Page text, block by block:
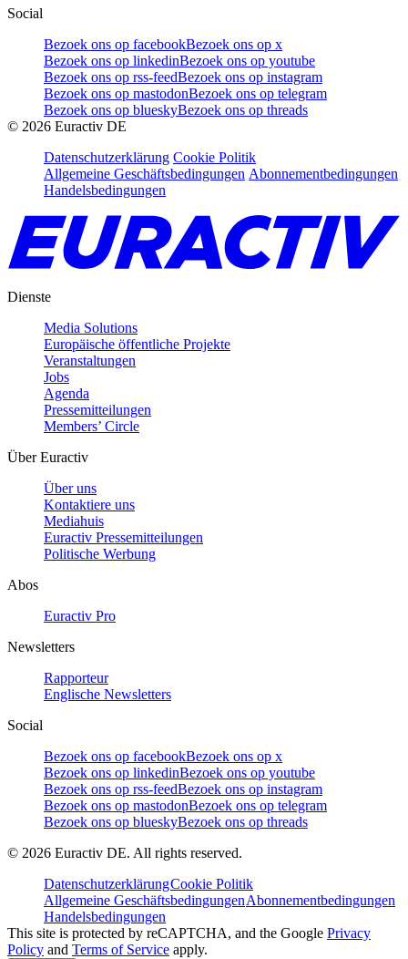
Social
Bezoek ons op facebookBezoek ons op x
Bezoek ons op linkedinBezoek ons op youtube
Bezoek ons op rss-feedBezoek ons op instagram
Bezoek ons op mastodonBezoek ons op telegram
Bezoek ons op blueskyBezoek ons op threads
© 2026 Euractiv DE
Datenschutzerklärung Cookie Politik
Allgemeine Geschäftsbedingungen Abonnementbedingungen
Handelsbedingungen
Dienste
Media Solutions
Europäische öffentliche Projekte
Veranstaltungen
Jobs
Agenda
Pressemitteilungen
Members’ Circle
Über Euractiv
Über uns
Kontaktiere uns
Mediahuis
Euractiv Pressemitteilungen
Politische Werbung
Abos
Euractiv Pro
Newsletters
Rapporteur
Englische Newsletters
Social
Bezoek ons op facebookBezoek ons op x
Bezoek ons op linkedinBezoek ons op youtube
Bezoek ons op rss-feedBezoek ons op instagram
Bezoek ons op mastodonBezoek ons op telegram
Bezoek ons op blueskyBezoek ons op threads
© 2026 Euractiv DE. All rights reserved.
DatenschutzerklärungCookie Politik
Allgemeine GeschäftsbedingungenAbonnementbedingungen
Handelsbedingungen
This site is protected by reCAPTCHA, and the Google Privacy
Policy and Terms of Service apply.